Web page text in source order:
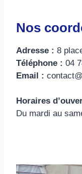
Nos
Adresse : 8
Téléphone : 04
Email :
Horaires
Du mardi au